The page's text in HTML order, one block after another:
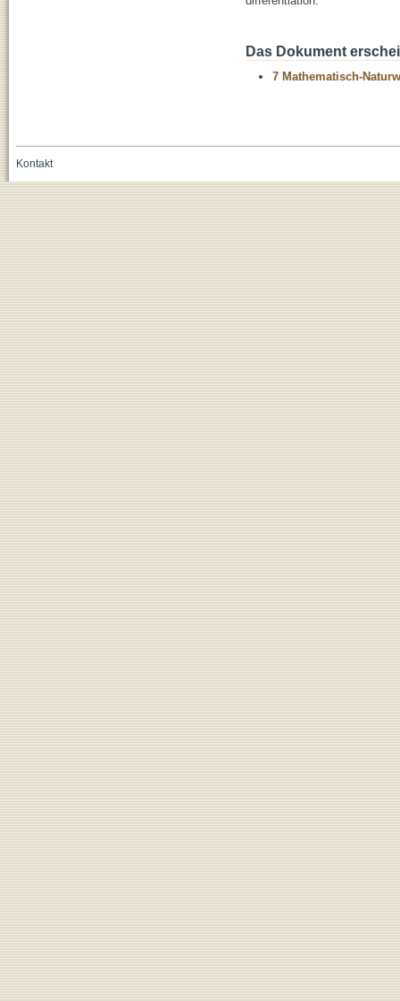
Das Dokument
7 Mathematisch-
Kontakt